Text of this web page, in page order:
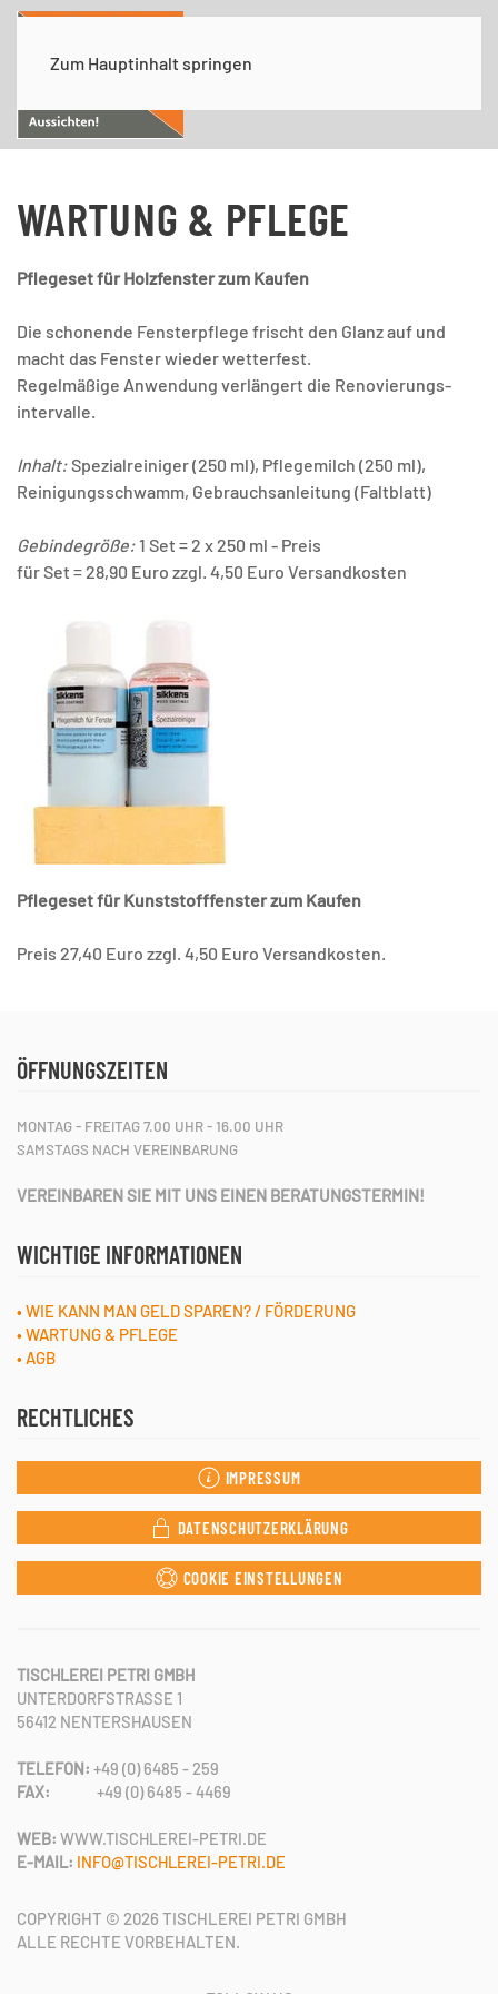
Zum Hauptinhalt springen
WARTUNG & PFLEGE
Pflegeset für Holzfenster zum Kaufen
Die schonende Fensterpflege frischt den Glanz auf und
macht das Fenster wieder wetterfest.
Regelmäßige Anwendung verlängert die Renovierungs-
intervalle.
Inhalt:Spezialreiniger (250 ml), Pflegemilch (250 ml),
Reinigungsschwamm, Gebrauchsanleitung (Faltblatt)
Gebindegröße:1 Set = 2 x 250 ml - Preis
für Set = 28,90 Euro zzgl. 4,50 Euro Versandkosten
Pflegeset für Kunststofffenster zum Kaufen
Preis 27,40 Euro zzgl. 4,50 Euro Versandkosten.
ÖFFNUNGSZEITEN
MONTAG - FREITAG 7.00 UHR - 16.00 UHR
SAMSTAGS NACH VEREINBARUNG
VEREINBAREN SIE MIT UNS EINEN BERATUNGSTERMIN!
WICHTIGE INFORMATIONEN
• WIE KANN MAN GELD SPAREN? / FÖRDERUNG
• WARTUNG & PFLEGE
• AGB
RECHTLICHES
IMPRESSUM
DATENSCHUTZERKLÄRUNG
COOKIE EINSTELLUNGEN
TISCHLEREI PETRI GMBH
UNTERDORFSTRASSE 1
56412 NENTERSHAUSEN
TELEFON: +49 (0) 6485 - 259
FAX: +49 (0) 6485 - 4469
WEB: WWW.TISCHLEREI-PETRI.DE
E-MAIL: INFO@TISCHLEREI-PETRI.DE
COPYRIGHT © 2026 TISCHLEREI PETRI GMBH
ALLE RECHTE VORBEHALTEN.